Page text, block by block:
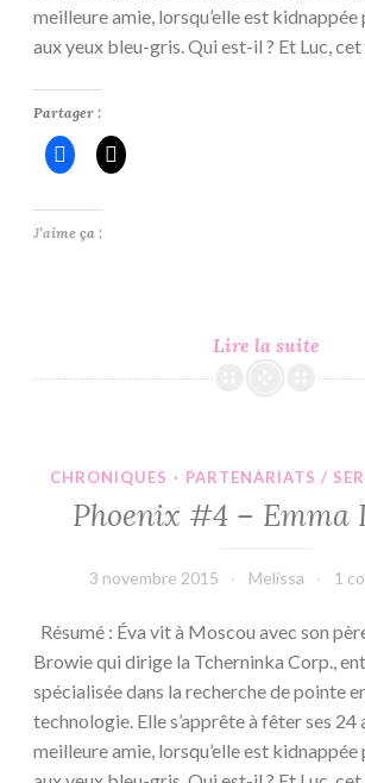
meilleure amie, lorsqu’elle est kidnappée
aux yeux bleu-gris. Qui est-il ? Et Luc,
Lire la suite
#5
Partager :
J’aime ça :
CHRONIQUES · PARTENARIATS /
Phoenix #4 – Emma
3 novembre 2015 Melissa 1
Résumé : Éva vit à Moscou avec son
Browie qui dirige la Tcherninka Corp.,
spécialisée dans la recherche de pointe
technologie. Elle s’apprête à fêter ses 24
meilleure amie, lorsqu’elle est kidnappée